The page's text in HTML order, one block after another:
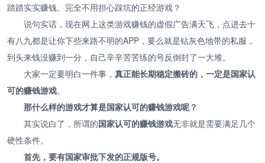
踏踏实实赚钱、完全不用担心踩坑的正经游戏？
说句实话，现在网上这类游戏赚钱的虚假广告满天飞，点进去十
有八九都是让你下些来路不明的APP，要么就是钻灰色地带的私服，
到头来钱没赚到一分，自己辛辛苦苦练的号反倒封了一大堆。
大家一定要明白一件事， 真正能长期稳定搬砖的，一定是国家认
可的赚钱游戏。
那什么样的游戏才算是国家认可的赚钱游戏呢？
其实说白了，所谓的国家认可的赚钱游戏无非就是需要满足几个
硬性条件。
首先，要有国家审批下发的正规版号。